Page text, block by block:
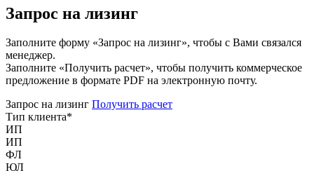
Запрос на лизинг
Заполните форму «Запрос на лизинг», чтобы с Вами связался
менеджер.
Заполните «Получить расчет», чтобы получить коммерческое
предложение в формате PDF на электронную почту.
Запрос на лизинг Получить расчет
Тип клиента*
ИП
ИП
ФЛ
ЮЛ